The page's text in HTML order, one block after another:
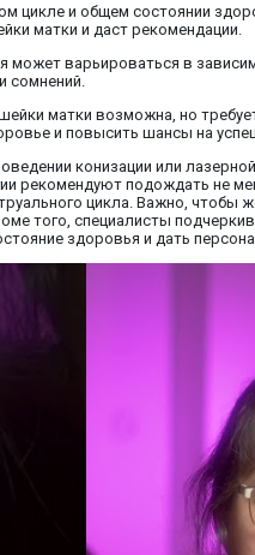
цикле и общем состоянии
матки и даст рекомендации.
варьироваться в
сомнений.
матки возможна, но
и повысить шансы на
конизации или
рекомендуют подождать не
цикла. Важно,
того, специалисты
здоровья и дать